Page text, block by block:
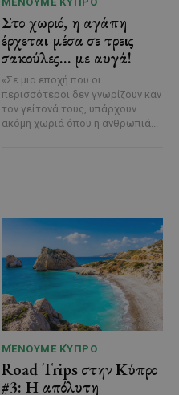
Στο χωριό, η αγάπη
έρχεται μέσα σε τρεις
σακούλες… με αυγά!
«Σε μια εποχή που οι
περισσότεροι δεν γνωρίζουν καν
τον γείτονά τους, υπάρχουν
ακόμη χωριά όπου η ανθρωπιά...
ΜΈΝΟΥΜΕ ΚΎΠΡΟ
Road Trips στην Κύπρο
#3: Η απόλυτη